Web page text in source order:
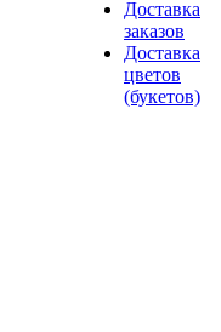
Доставка
заказов
Доставка
цветов
(букетов)